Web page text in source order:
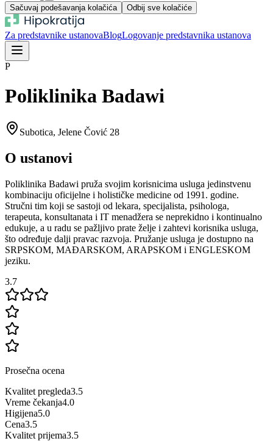
Sačuvaj podešavanja kolačića Odbij sve kolačiće
Za predstavnike ustanovaBlogLogovanje predstavnika ustanova
P
Poliklinika Badawi
Subotica, Jelene Čović 28
O ustanovi
Poliklinika Badawi pruža svojim korisnicima usluga jedinstvenu
kombinaciju oficijelne i holističke medicine od 1991. godine.
Stručni tim koji se sastoji od lekara, specijalista, psihologa,
terapeuta, konsultanata i IT menadžera se neprekidno i kontinualno
edukuje, a u radu se pažljivo prate želje i zahtevi korisnika usluga,
što određuje dalji pravac razvoja. Pružanje usluga je dostupno na
SRPSKOM, MAĐARSKOM, ARAPSKOM i ENGLESKOM
jeziku.
3.7
Prosečna ocena
Kvalitet pregleda3.5
Vreme čekanja4.0
Higijena5.0
Cena3.5
Kvalitet prijema3.5